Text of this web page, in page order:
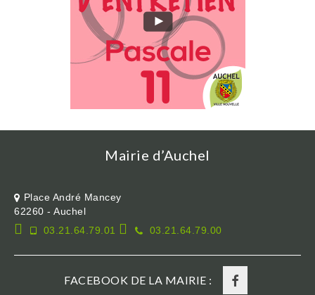
Mairie d’Auchel
Place André Mancey
62260 - Auchel
03.21.64.79.01
03.21.64.79.00
FACEBOOK DE LA MAIRIE :